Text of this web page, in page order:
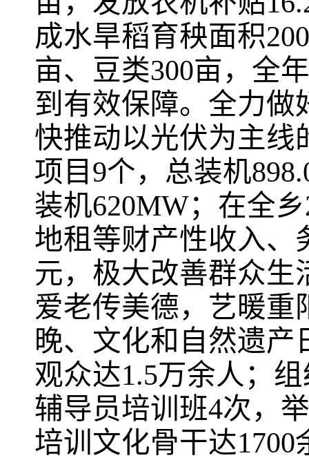
成水旱稻育秧面积
亩、豆类300亩，全
到有效保障。全力做
快推动以光伏为主线
项目9个，总装机
装机620MW；在全
地租等财产性收入、
元，极大改善群众生
爱老传美德，艺暖重
晚、文化和自然遗产
观众达1.5万余人；
辅导员培训班4次，
培训文化骨干达